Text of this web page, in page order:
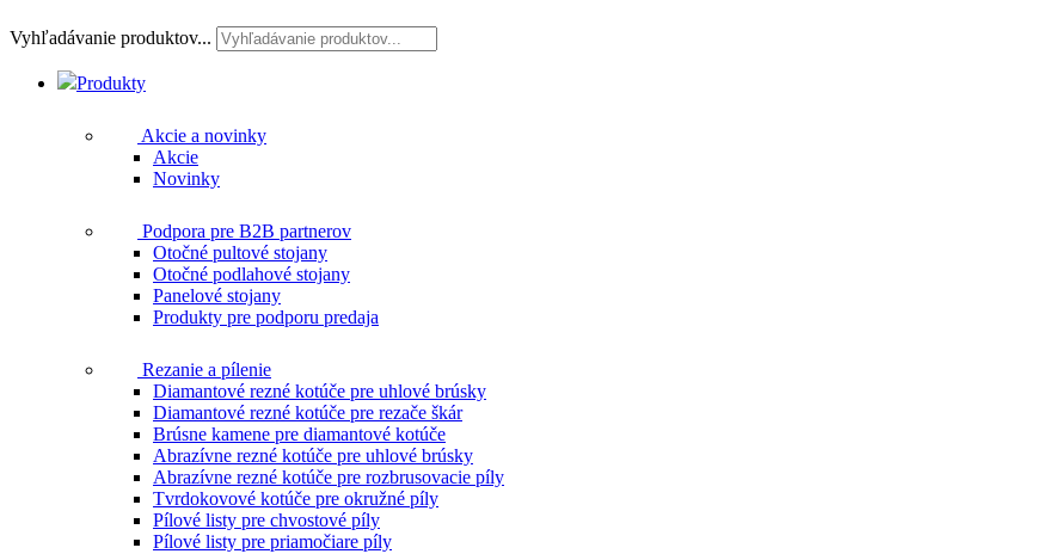
Vyhľadávanie produktov...
Produkty
Akcie a novinky
Akcie
Novinky
Podpora pre B2B partnerov
Otočné pultové stojany
Otočné podlahové stojany
Panelové stojany
Produkty pre podporu predaja
Rezanie a pílenie
Diamantové rezné kotúče pre uhlové brúsky
Diamantové rezné kotúče pre rezače škár
Brúsne kamene pre diamantové kotúče
Abrazívne rezné kotúče pre uhlové brúsky
Abrazívne rezné kotúče pre rozbrusovacie píly
Tvrdokovové kotúče pre okružné píly
Pílové listy pre chvostové píly
Pílové listy pre priamočiare píly